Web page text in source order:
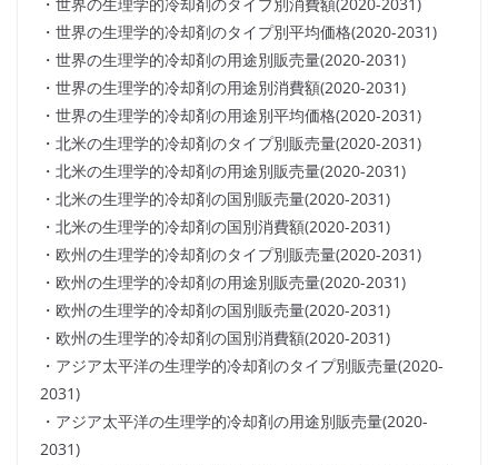
・世界の生理学的冷却剤のタイプ別平均価格(2020-2031)
・世界の生理学的冷却剤の用途別販売量(2020-2031)
・世界の生理学的冷却剤の用途別消費額(2020-2031)
・世界の生理学的冷却剤の用途別平均価格(2020-2031)
・北米の生理学的冷却剤のタイプ別販売量(2020-2031)
・北米の生理学的冷却剤の用途別販売量(2020-2031)
・北米の生理学的冷却剤の国別販売量(2020-2031)
・北米の生理学的冷却剤の国別消費額(2020-2031)
・欧州の生理学的冷却剤のタイプ別販売量(2020-2031)
・欧州の生理学的冷却剤の用途別販売量(2020-2031)
・欧州の生理学的冷却剤の国別販売量(2020-2031)
・欧州の生理学的冷却剤の国別消費額(2020-2031)
・アジア太平洋の生理学的冷却剤のタイプ別販売量(2020-
2031)
・アジア太平洋の生理学的冷却剤の用途別販売量(2020-
2031)